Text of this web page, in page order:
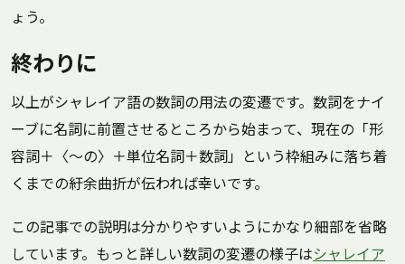
ょう。
終わりに
以上がシャレイア語の数詞の用法の変遷です。数詞をナイ
ーブに名詞に前置させるところから始まって、現在の「形
容詞＋〈～の〉＋単位名詞＋数詞」という枠組みに落ち着
くまでの紆余曲折が伝われば幸いです。
この記事での説明は分かりやすいようにかなり細部を省略
しています。もっと詳しい数詞の変遷の様子はシャレイア